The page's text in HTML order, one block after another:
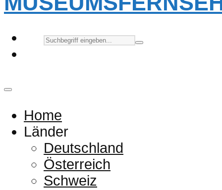
Home
Länder
Deutschland
Österreich
Schweiz